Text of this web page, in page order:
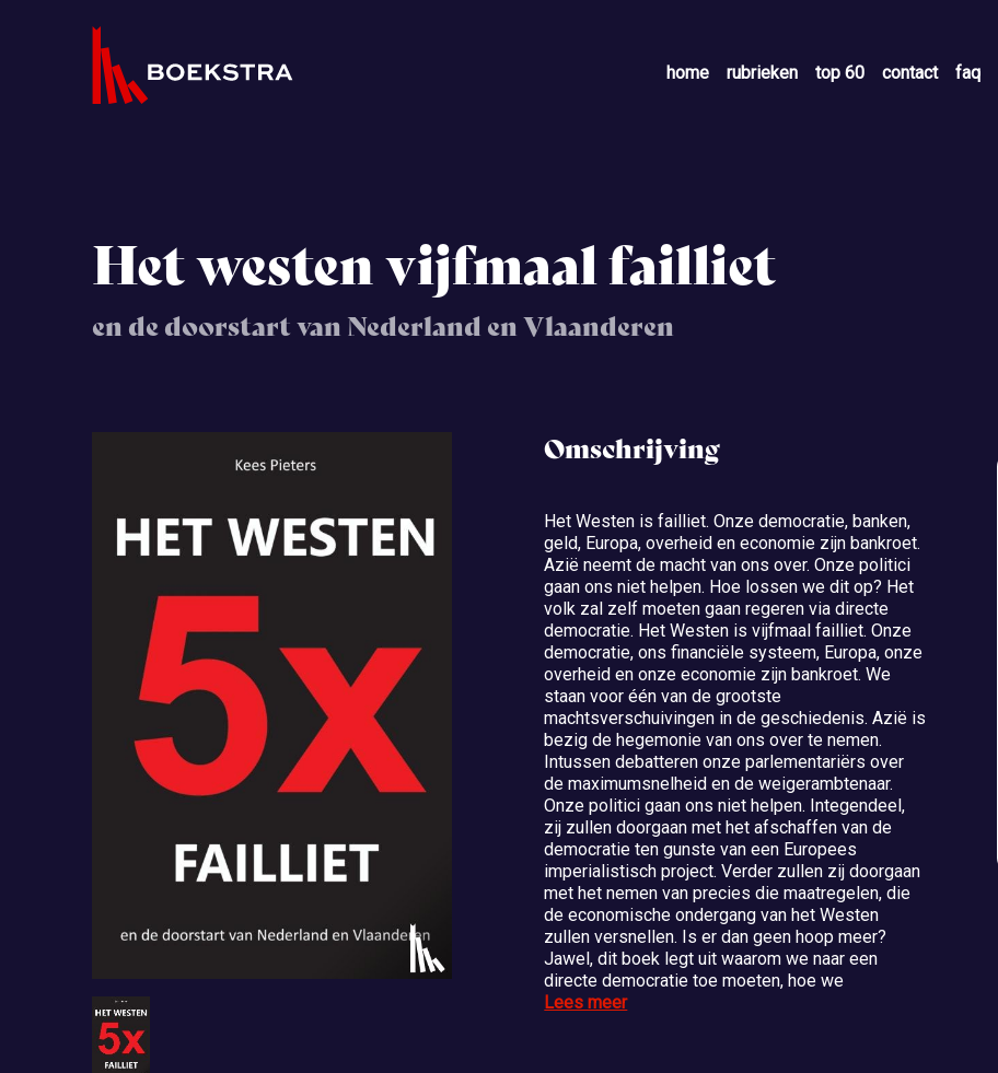
home rubrieken top 60 contact faq
Het westen vijfmaal failliet
en de doorstart van Nederland en Vlaanderen
Omschrijving
Het Westen is failliet. Onze democratie, banken,
geld, Europa, overheid en economie zijn bankroet.
Azië neemt de macht van ons over. Onze politici
gaan ons niet helpen. Hoe lossen we dit op? Het
volk zal zelf moeten gaan regeren via directe
democratie. Het Westen is vijfmaal failliet. Onze
democratie, ons financiële systeem, Europa, onze
overheid en onze economie zijn bankroet. We
staan voor één van de grootste
machtsverschuivingen in de geschiedenis. Azië is
bezig de hegemonie van ons over te nemen.
Intussen debatteren onze parlementariërs over
de maximumsnelheid en de weigerambtenaar.
Onze politici gaan ons niet helpen. Integendeel,
zij zullen doorgaan met het afschaffen van de
democratie ten gunste van een Europees
imperialistisch project. Verder zullen zij doorgaan
met het nemen van precies die maatregelen, die
de economische ondergang van het Westen
zullen versnellen. Is er dan geen hoop meer?
Jawel, dit boek legt uit waarom we naar een
directe democratie toe moeten, hoe we
Lees meer